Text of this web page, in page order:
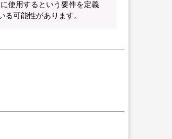
使用するという要件を定義
可能性があります。